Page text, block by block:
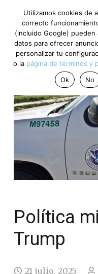
Política
Trump
21 julio, 2025
Utilizamos cookies de
correcto
(incluido Google)
datos para ofrecer
personalizar tu
o la página de términos y
Ok
No